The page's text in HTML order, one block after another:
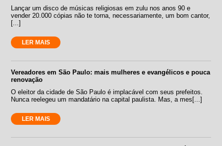
Lançar um disco de músicas religiosas em zulu nos anos 90 e
vender 20.000 cópias não te torna, necessariamente, um bom cantor,
[...]
LER MAIS
Vereadores em São Paulo: mais mulheres e evangélicos e pouca
renovação
O eleitor da cidade de São Paulo é implacável com seus prefeitos.
Nunca reelegeu um mandatário na capital paulista. Mas, a mes[...]
LER MAIS